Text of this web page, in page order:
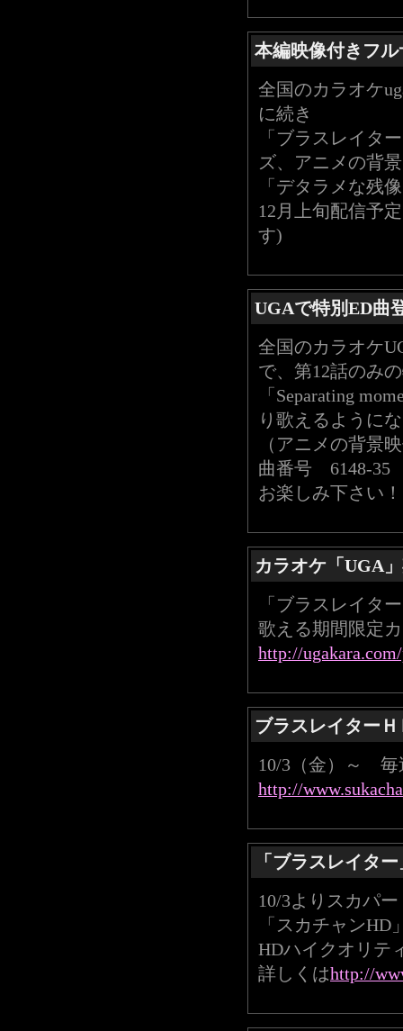
本編映像付きフ
全国のカラオケ
に続き
「ブラスレイタ
ズ、アニメの背
「デタラメな残
12月上旬配信予
す)
UGAで特別ED曲
全国のカラオケ
で、第12話のみ
「Separating
り歌えるように
（アニメの背景
曲番号 6148-35
お楽しみ下さい！
カラオケ「UGA
「ブラスレイタ
歌える期間限定
http://
ブラスレイター
10/3（金）～ 毎
http://
「ブラスレイタ
10/3よりスカパ
「スカチャン
HDハイクオリテ
詳しくはhttp://